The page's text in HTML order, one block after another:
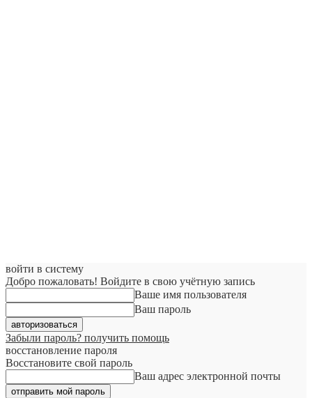
войти в систему
Добро пожаловать! Войдите в свою учётную запись
Ваше имя пользователя
Ваш пароль
Забыли пароль? получить помощь
восстановление пароля
Восстановите свой пароль
Ваш адрес электронной почты